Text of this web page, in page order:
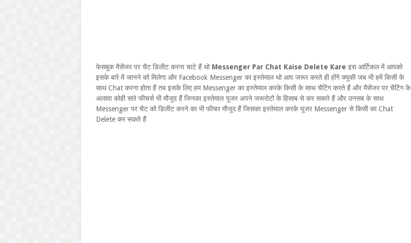
फेसबुक मैसेंजर पर चैट डिलीट करना चाटे हैं थो Messenger Par Chat Kaise Delete Kare इस आर्टिकल में आपको
इसके बारे में जानने को मिलेगा और Facebook Messenger का इस्तेमाल थो आप जरूर करते ही होंगे क्युकी जब भी हमें किसी के
साथ Chat करना होता हैं तब इसके लिए हम Messenger का इस्तेमाल करके किसी के साथ चैटिंग करते हैं और मैसेंजर पर चैटिंग के
अलावा कोही सारे फीचर्स भी मौजूद हैं जिनका इस्तेमाल यूजर अपने जरूरोटो के हिसाब से कर सकते हैं और उनसब के साथ
Messenger पर चैट को डिलीट करने का भी फीचर मौजूद हैं जिसका इस्तेमाल करके यूजर Messenger से किसी का Chat
Delete कर सकते हैं